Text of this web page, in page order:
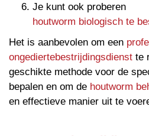
Je kunt ook proberen
houtworm biologisch te
Het is aanbevolen om een
ongediertebestrijdingsdienst te
geschikte methode voor de
bepalen en om de houtworm
en effectieve manier uit te